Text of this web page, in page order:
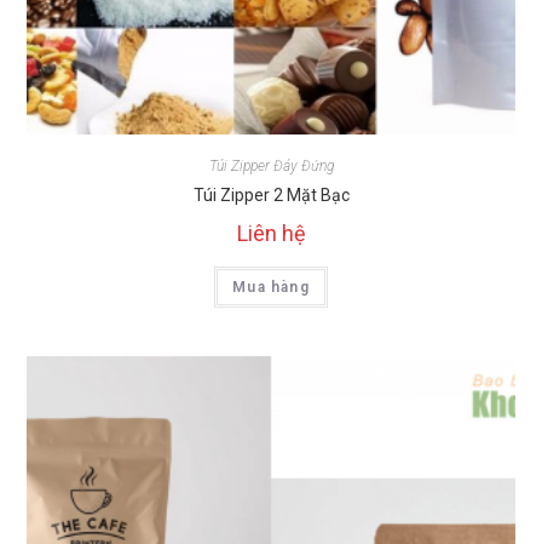
Túi Zipper Đáy Đứng
Túi Zipper 2 Mặt Bạc
Liên hệ
Mua hàng